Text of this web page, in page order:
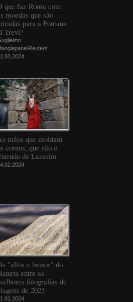
que faz Roma com
moedas que são
para a Fontana
Trevi?
Reuters
mãos que moldam
cornos, que são o
de Lazarim
"altos e baixos" do
entre as
fotografias de
de 2023